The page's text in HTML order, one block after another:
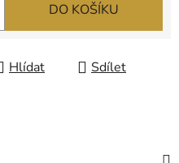
DO KOŠÍKU
Hlídat Sdílet